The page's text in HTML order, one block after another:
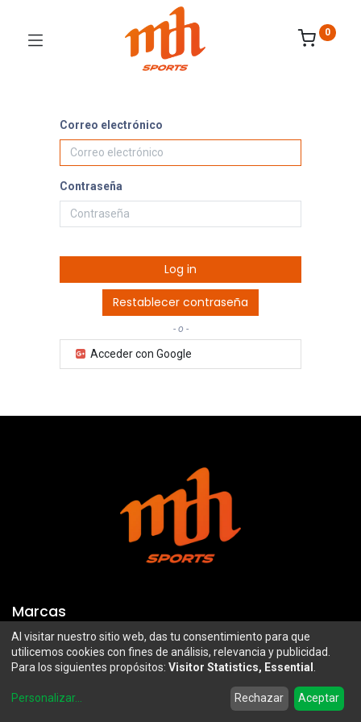
Wishlist Account
0
Correo electrónico
Contraseña
Log in
Restablecer contraseña
- o -
Acceder con Google
Marcas
Troy Lee Designs
100%
Airoh
Mazawi
SIDI
Al visitar nuestro sitio web, das tu consentimiento para que
utilicemos cookies con fines de análisis, relevancia y publicidad.
Para los siguientes propósitos: Visitor Statistics, Essential
Personalizar... Rechazar Aceptar